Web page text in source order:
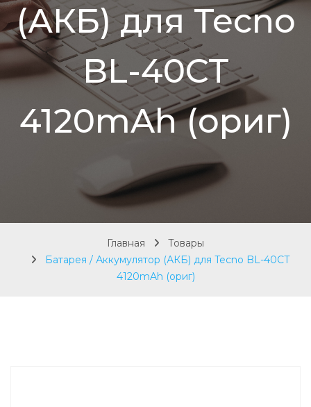
(АКБ) для Tecno
BL-40CT
4120mAh (ориг)
Главная
Товары
Батарея / Аккумулятор (АКБ) для Tecno BL-40CT
4120mAh (ориг)